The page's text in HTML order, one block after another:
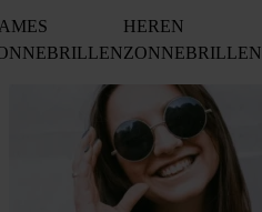
HEREN
ZONNEBRILLEN